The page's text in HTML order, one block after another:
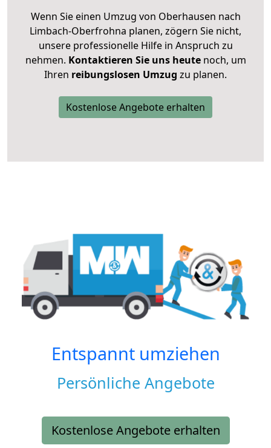
Wenn Sie einen Umzug von Oberhausen nach
Limbach-Oberfrohna planen, zögern Sie nicht,
unsere professionelle Hilfe in Anspruch zu
nehmen. Kontaktieren Sie uns heutenoch, um
Ihren reibungslosen Umzug zu planen.
Kostenlose Angebote erhalten
Entspannt umziehen
Persönliche Angebote
Kostenlose Angebote erhalten